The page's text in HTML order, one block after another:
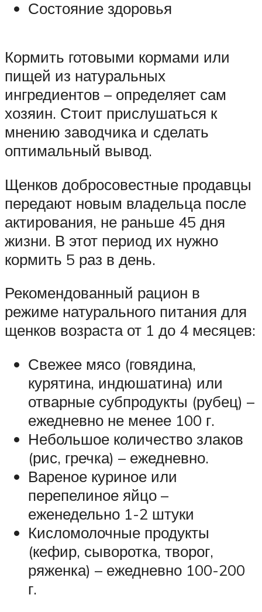
Состояние здоровья
Кормить готовыми кормами или
пищей из натуральных
ингредиентов – определяет сам
хозяин. Стоит прислушаться к
мнению заводчика и сделать
оптимальный вывод.
Щенков добросовестные продавцы
передают новым владельца после
актирования, не раньше 45 дня
жизни. В этот период их нужно
кормить 5 раз в день.
Рекомендованный рацион в
режиме натурального питания для
щенков возраста от 1 до 4 месяцев:
Свежее мясо (говядина,
курятина, индюшатина) или
отварные субпродукты (рубец) –
ежедневно не менее 100 г.
Небольшое количество злаков
(рис, гречка) – ежедневно.
Вареное куриное или
перепелиное яйцо –
еженедельно 1-2 штуки
Кисломолочные продукты
(кефир, сыворотка, творог,
ряженка) – ежедневно 100-200
г.